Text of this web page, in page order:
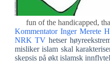
fun of the handicapped,
Kommentator Inger Merete
NRK TVhetser
misliker islam skal
skepsis på økt islamsk